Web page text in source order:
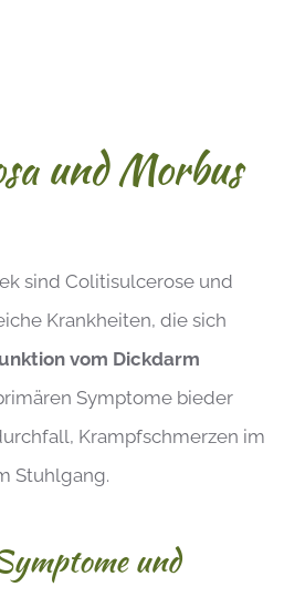
und Morbus
sind Colitisulcerose und
Krankheiten, die sich
vom Dickdarm
Symptome bieder
Krampfschmerzen im
Stuhlgang.
und